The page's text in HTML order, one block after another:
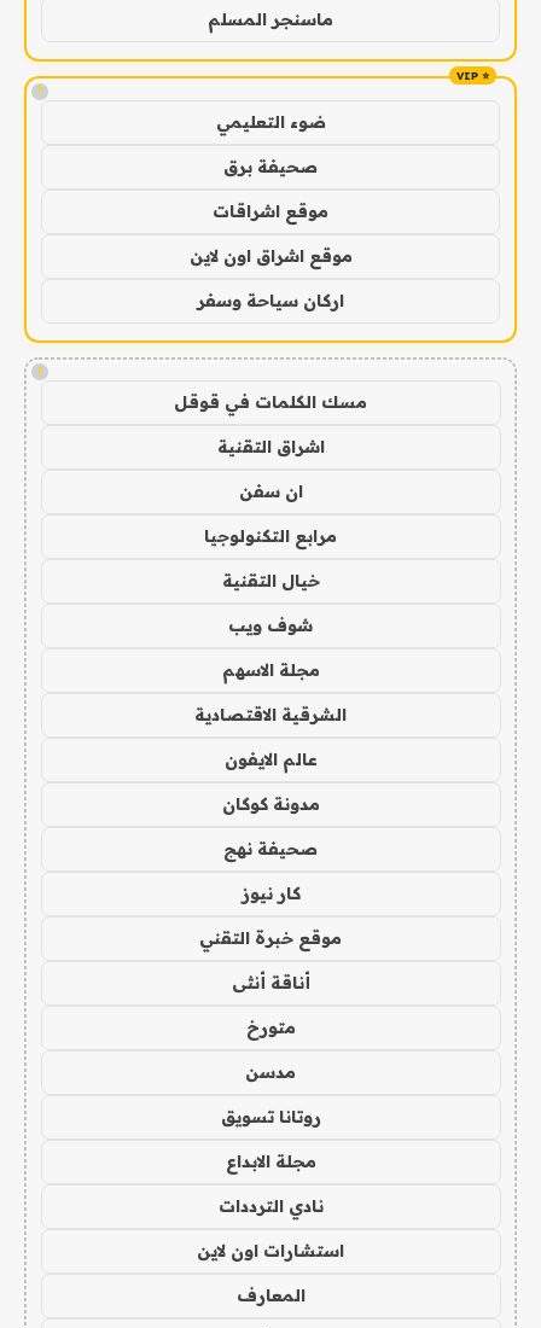
ماسنجر المسلم
!
ضوء التعليمي
صحيفة برق
موقع اشراقات
موقع اشراق اون لاين
اركان سياحة وسفر
!
مسك الكلمات في قوقل
اشراق التقنية
ان سفن
مرابع التكنولوجيا
خيال التقنية
شوف ويب
مجلة الاسهم
الشرقية الاقتصادية
عالم الايفون
مدونة كوكان
صحيفة نهج
كار نيوز
موقع خبرة التقني
أناقة أنثى
متورخ
مدسن
روتانا تسويق
مجلة الابداع
نادي الترددات
استشارات اون لاين
المعارف